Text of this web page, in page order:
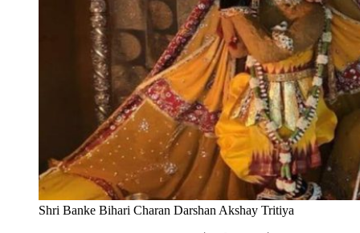
Shri Banke Bihari Charan Darshan Akshay Tritiya